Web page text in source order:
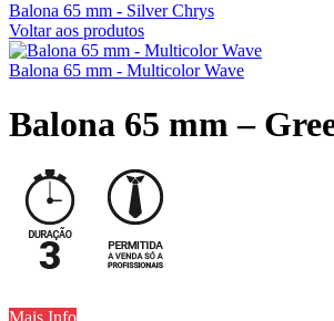
Balona 65 mm - Silver Chrys
Voltar aos produtos
Balona 65 mm - Multicolor Wave
Balona 65 mm –
Mais Info